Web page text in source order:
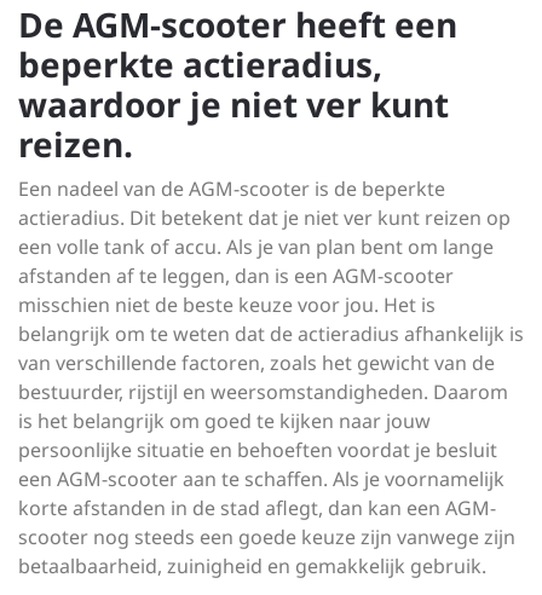
De AGM-scooter heeft een
beperkte actieradius,
waardoor je niet ver kunt
reizen.
Een nadeel van de AGM-scooter is de beperkte
actieradius. Dit betekent dat je niet ver kunt reizen op
een volle tank of accu. Als je van plan bent om lange
afstanden af te leggen, dan is een AGM-scooter
misschien niet de beste keuze voor jou. Het is
belangrijk om te weten dat de actieradius afhankelijk is
van verschillende factoren, zoals het gewicht van de
bestuurder, rijstijl en weersomstandigheden. Daarom
is het belangrijk om goed te kijken naar jouw
persoonlijke situatie en behoeften voordat je besluit
een AGM-scooter aan te schaffen. Als je voornamelijk
korte afstanden in de stad aflegt, dan kan een AGM-
scooter nog steeds een goede keuze zijn vanwege zijn
betaalbaarheid, zuinigheid en gemakkelijk gebruik.